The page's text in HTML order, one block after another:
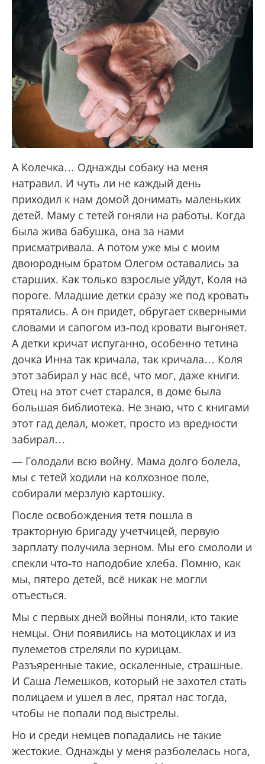
А Колечка… Однажды собаку на меня
натравил. И чуть ли не каждый день
приходил к нам домой донимать маленьких
детей. Маму с тетей гоняли на работы. Когда
была жива бабушка, она за нами
присматривала. А потом уже мы с моим
двоюродным братом Олегом оставались за
старших. Как только взрослые уйдут, Коля на
пороге. Младшие детки сразу же под кровать
прятались. А он придет, обругает скверными
словами и сапогом из-под кровати выгоняет.
А детки кричат испуганно, особенно тетина
дочка Инна так кричала, так кричала… Коля
этот забирал у нас всё, что мог, даже книги.
Отец на этот счет старался, в доме была
большая библиотека. Не знаю, что с книгами
этот гад делал, может, просто из вредности
забирал…
— Голодали всю войну. Мама долго болела,
мы с тетей ходили на колхозное поле,
собирали мерзлую картошку.
После освобождения тетя пошла в
тракторную бригаду учетчицей, первую
зарплату получила зерном. Мы его смололи и
спекли что-то наподобие хлеба. Помню, как
мы, пятеро детей, всё никак не могли
отъесться.
Мы с первых дней войны поняли, кто такие
немцы. Они появились на мотоциклах и из
пулеметов стреляли по курицам.
Разъяренные такие, оскаленные, страшные.
И Саша Лемешков, который не захотел стать
полицаем и ушел в лес, прятал нас тогда,
чтобы не попали под выстрелы.
Но и среди немцев попадались не такие
жестокие. Однажды у меня разболелась нога,